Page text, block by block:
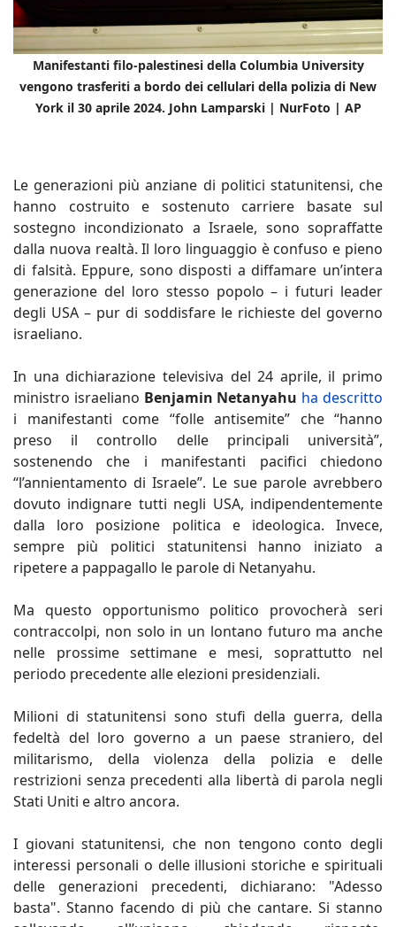
Manifestanti filo-palestinesi della Columbia University
vengono trasferiti a bordo dei cellulari della polizia di New
York il 30 aprile 2024. John Lamparski | NurFoto | AP
Le generazioni più anziane di politici statunitensi, che
hanno costruito e sostenuto carriere basate sul
sostegno incondizionato a Israele, sono sopraffatte
dalla nuova realtà. Il loro linguaggio è confuso e pieno
di falsità. Eppure, sono disposti a diffamare un’intera
generazione del loro stesso popolo – i futuri leader
degli USA – pur di soddisfare le richieste del governo
israeliano.
In una dichiarazione televisiva del 24 aprile, il primo
ministro israeliano Benjamin Netanyahu ha descritto
i manifestanti come “folle antisemite” che “hanno
preso il controllo delle principali università”,
sostenendo che i manifestanti pacifici chiedono
“l’annientamento di Israele”. Le sue parole avrebbero
dovuto indignare tutti negli USA, indipendentemente
dalla loro posizione politica e ideologica. Invece,
sempre più politici statunitensi hanno iniziato a
ripetere a pappagallo le parole di Netanyahu.
Ma questo opportunismo politico provocherà seri
contraccolpi, non solo in un lontano futuro ma anche
nelle prossime settimane e mesi, soprattutto nel
periodo precedente alle elezioni presidenziali.
Milioni di statunitensi sono stufi della guerra, della
fedeltà del loro governo a un paese straniero, del
militarismo, della violenza della polizia e delle
restrizioni senza precedenti alla libertà di parola negli
Stati Uniti e altro ancora.
I giovani statunitensi, che non tengono conto degli
interessi personali o delle illusioni storiche e spirituali
delle generazioni precedenti, dichiarano: "Adesso
basta". Stanno facendo di più che cantare. Si stanno